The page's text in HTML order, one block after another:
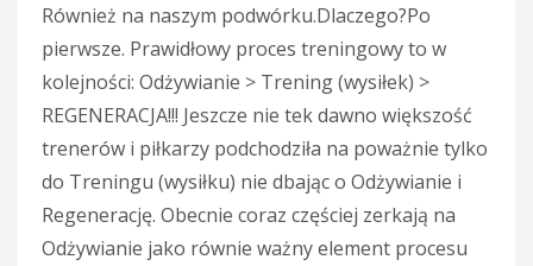
Również na naszym podwórku.Dlaczego?Po
pierwsze. Prawidłowy proces treningowy to w
kolejności: Odżywianie > Trening (wysiłek) >
REGENERACJA!!! Jeszcze nie tek dawno większość
trenerów i piłkarzy podchodziła na poważnie tylko
do Treningu (wysiłku) nie dbając o Odżywianie i
Regenerację. Obecnie coraz częściej zerkają na
Odżywianie jako równie ważny element procesu